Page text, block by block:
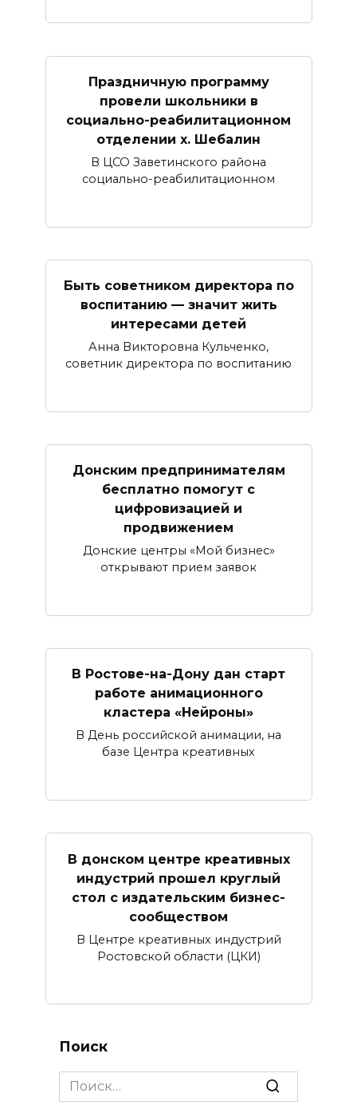
Праздничную программу
провели школьники в
социально-реабилитационном
отделении х. Шебалин
В ЦСО Заветинского района
социально-реабилитационном
Быть советником директора по
воспитанию — значит жить
интересами детей
Анна Викторовна Кульченко,
советник директора по воспитанию
Донским предпринимателям
бесплатно помогут с
цифровизацией и
продвижением
Донские центры «Мой бизнес»
открывают прием заявок
В Ростове-на-Дону дан старт
работе анимационного
кластера «Нейроны»
В День российской анимации, на
базе Центра креативных
В донском центре креативных
индустрий прошел круглый
стол с издательским бизнес-
сообществом
В Центре креативных индустрий
Ростовской области (ЦКИ)
Поиск
Search
for: